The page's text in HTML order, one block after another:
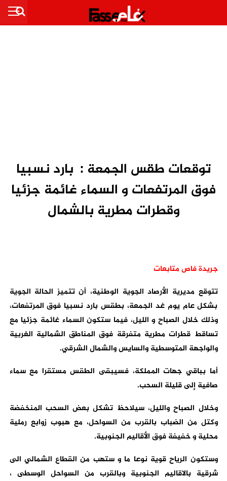
توقعات طقس الجمعة : بارد نسبيا
فوق المرتفعات و السماء غائمة جزئيا
وقطرات مطرية بالشمال
جريدة فاص متابعات
تتوقع مديرية الأرصاد الجوية الوطنية، أن تتميز الحالة الجوية
بشكل عام يوم غد الجمعة، بطقس بارد نسبيا فوق المرتفعات،
وذلك خلال الصباح و الليل، فيما ستكون السماء غائمة جزئيا مع
تساقط قطرات مطرية متفرقة فوق المناطق الشمالية الغربية
والواجهة المتوسطية والسايس والشمال الشرقي.
أما بباقي جهات المملكة، فسيبقى الطقس مستقرا مع سماء
صافية إلى قليلة السحب.
وخلال الصباح والليل، سيلاحظ تشكل بعض السحب المنخفضة
وكتل من الضباب بالقرب من السواحل، مع هبوب زوابع رملية
محلية و خفيفة فوق الأقاليم الجنوبية.
وستكون الرياح قوية نوعا ما و ستهب من القطاع الشمالي الى
شرقية بالاقاليم الجنوبية وبالقرب من السواحل الوسطى ،